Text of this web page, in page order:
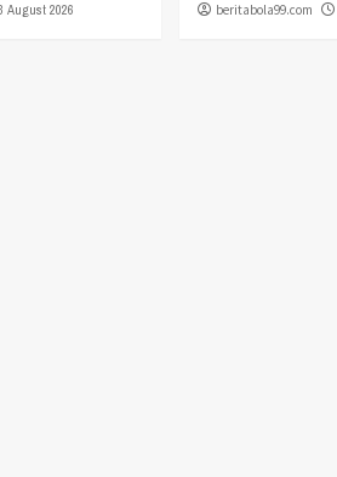
August 2026 beritabola99.com